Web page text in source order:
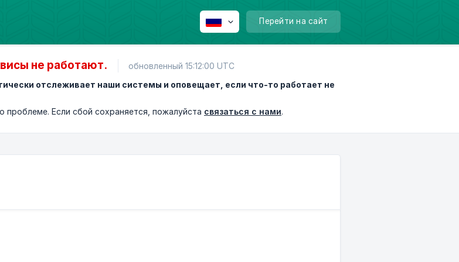
Перейти на сайт
не работают.
обновленный 15:12:00 UTC
отслеживает наши системы и оповещает, если что-то работает не
Если сбой сохраняется, пожалуйста связаться с нами.